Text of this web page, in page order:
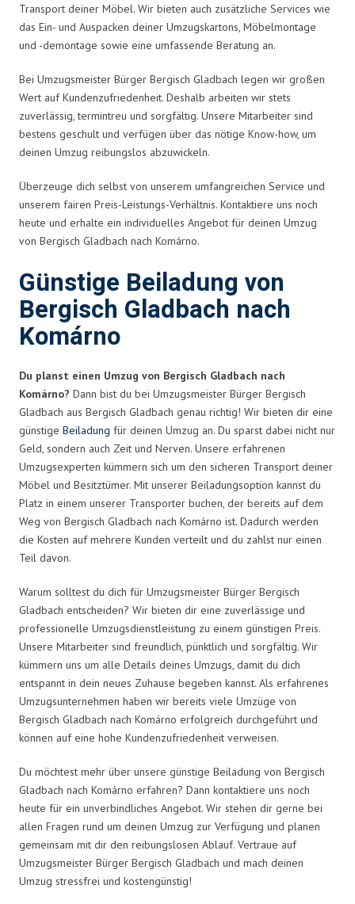
Transport deiner Möbel. Wir bieten auch zusätzliche Services wie
das Ein- und Auspacken deiner Umzugskartons, Möbelmontage
und -demontage sowie eine umfassende Beratung an.
Bei Umzugsmeister Bürger Bergisch Gladbach legen wir großen
Wert auf Kundenzufriedenheit. Deshalb arbeiten wir stets
zuverlässig, termintreu und sorgfältig. Unsere Mitarbeiter sind
bestens geschult und verfügen über das nötige Know-how, um
deinen Umzug reibungslos abzuwickeln.
Überzeuge dich selbst von unserem umfangreichen Service und
unserem fairen Preis-Leistungs-Verhältnis. Kontaktiere uns noch
heute und erhalte ein individuelles Angebot für deinen Umzug
von Bergisch Gladbach nach Komárno.
Günstige Beiladung von
Bergisch Gladbach nach
Komárno
Du planst einen Umzug von Bergisch Gladbach nach
Komárno? Dann bist du bei Umzugsmeister Bürger Bergisch
Gladbach aus Bergisch Gladbach genau richtig! Wir bieten dir eine
günstige Beiladung für deinen Umzug an. Du sparst dabei nicht nur
Geld, sondern auch Zeit und Nerven. Unsere erfahrenen
Umzugsexperten kümmern sich um den sicheren Transport deiner
Möbel und Besitztümer. Mit unserer Beiladungsoption kannst du
Platz in einem unserer Transporter buchen, der bereits auf dem
Weg von Bergisch Gladbach nach Komárno ist. Dadurch werden
die Kosten auf mehrere Kunden verteilt und du zahlst nur einen
Teil davon.
Warum solltest du dich für Umzugsmeister Bürger Bergisch
Gladbach entscheiden? Wir bieten dir eine zuverlässige und
professionelle Umzugsdienstleistung zu einem günstigen Preis.
Unsere Mitarbeiter sind freundlich, pünktlich und sorgfältig. Wir
kümmern uns um alle Details deines Umzugs, damit du dich
entspannt in dein neues Zuhause begeben kannst. Als erfahrenes
Umzugsunternehmen haben wir bereits viele Umzüge von
Bergisch Gladbach nach Komárno erfolgreich durchgeführt und
können auf eine hohe Kundenzufriedenheit verweisen.
Du möchtest mehr über unsere günstige Beiladung von Bergisch
Gladbach nach Komárno erfahren? Dann kontaktiere uns noch
heute für ein unverbindliches Angebot. Wir stehen dir gerne bei
allen Fragen rund um deinen Umzug zur Verfügung und planen
gemeinsam mit dir den reibungslosen Ablauf. Vertraue auf
Umzugsmeister Bürger Bergisch Gladbach und mach deinen
Umzug stressfrei und kostengünstig!